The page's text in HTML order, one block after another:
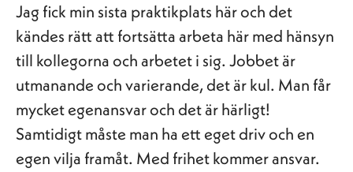
Jag fick min sista praktikplats här och det
kändes rätt att fortsätta arbeta här med hänsyn
till kollegorna och arbetet i sig. Jobbet är
utmanande och varierande, det är kul. Man får
mycket egenansvar och det är härligt!
Samtidigt måste man ha ett eget driv och en
egen vilja framåt. Med frihet kommer ansvar.